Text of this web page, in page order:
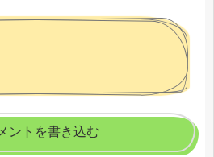
ントを書き込む